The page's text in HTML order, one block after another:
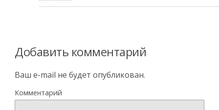
Добавить комментарий
Ваш e-mail не будет опубликован.
Комментарий